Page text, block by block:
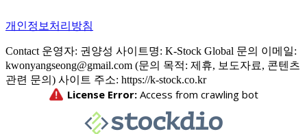
개인정보처리방침
Contact 운영자: 권양성 사이트명: K-Stock Global 문의 이메일:
kwonyangseong@gmail.com (문의 목적: 제휴, 보도자료, 콘텐츠
관련 문의) 사이트 주소: https://k-stock.co.kr